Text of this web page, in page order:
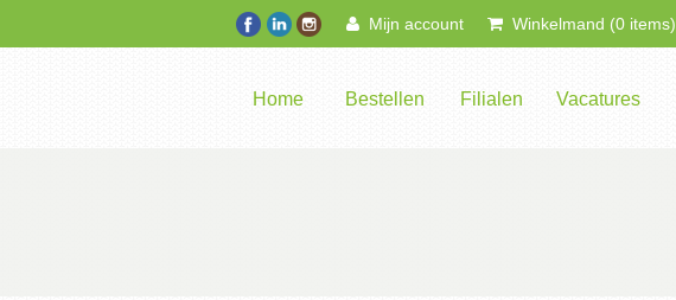
Mijn account Winkelmand (0 items)
Home Bestellen Filialen Vacatures